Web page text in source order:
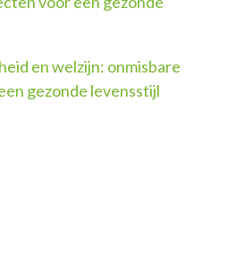
en welzijn: onmisbare
gezonde levensstijl